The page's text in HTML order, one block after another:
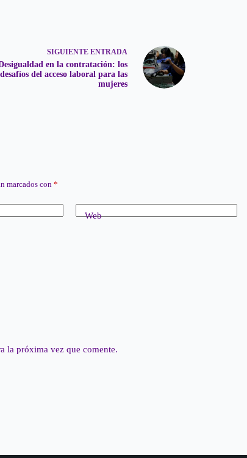
SIGUIENTE ENTRADA
en la contratación: los
desafíos del acceso laboral para las
mujeres
marcados con *
Web
la próxima vez que comente.